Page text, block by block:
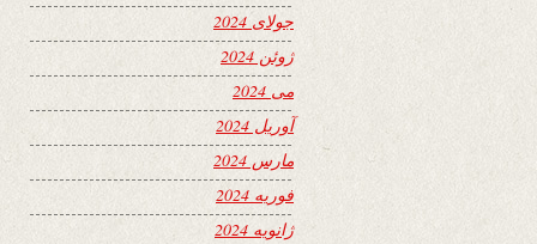
جولای 2024
ژوئن 2024
می 2024
آوریل 2024
مارس 2024
فوریه 2024
ژانویه 2024